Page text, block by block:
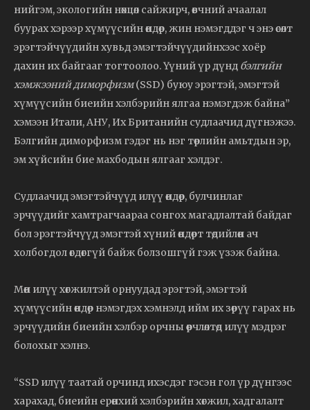
нийгэм, экологийн нөхцөл сайжирч, өвчний ачаалал
буурах хэрээр хүмүүсийн өндөр, жин нэмэгддэг ч энэ өсөлт
эрэгтэйчүүдийн хувьд эмэгтэйчүүдийнхээс хоёр
дахин их байгааг тогтоолоо. Үүний үр дүнд бэлгийн
хэмжээний диморфизм(SSD) буюу эрэгтэй, эмэгтэй
хүмүүсийн биеийн хэлбэрийн ялгаа нэмэгдэж байна”
хэмээн Итали, АНУ, Их Британийн судлаачид дүгнэжээ.
Бэлгийн диморфизм гэдэг нь нэг төрлийн амьтдын эр,
эм хүйсийн бие махбодын ялгааг хэлдэг.
Судлаачид эмэгтэйчүүд илүү өндөр, булчинлаг
эрчүүдийг хамтрагчаараа сонгох магадлалтай байдаг
бол эрэгтэйчүүд эмэгтэй хүний өндөрт төдийлөн ач
холбогдол өгдөггүй байж болзошгүй гэж үзэж байна.
Мөн илүү хөгжилтэй орнуудад эрэгтэй, эмэгтэй
хүмүүсийн өндөр нэмэгдэх хэмнэлд ийм их зөрүү гарах нь
эрчүүдийн биеийн хэлбэр орчны өөрчлөлтөд илүү мэдрэг
болохыг хэлнэ.
“SSD илүү таатай орчинд ихэсдэг гэсэн гол үр дүнгээс
харахад, биеийн ерөнхий хэлбэрийн хөгжил, хадгалалт